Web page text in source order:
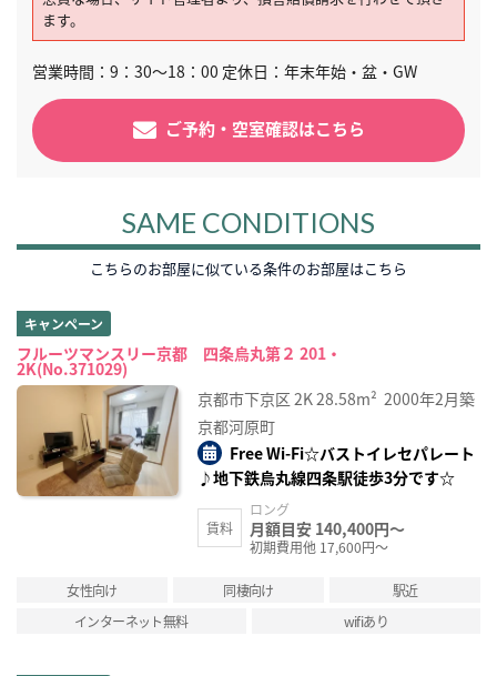
ます。
営業時間：9：30～18：00 定休日：年末年始・盆・GW
ご予約・空室確認はこちら
SAME CONDITIONS
こちらのお部屋に似ている条件のお部屋はこちら
キャンペーン
フルーツマンスリー京都 四条烏丸第２ 201・
2K(No.371029)
京都市下京区 2K28.58m² 2000年2月築
京都河原町
Free Wi-Fi☆バストイレセパレート
♪地下鉄烏丸線四条駅徒歩3分です☆
賃料
ロング
月額目安 140,400円～
初期費用他 17,600円～
女性向け 同棲向け
駅近
インターネット無料
wifiあり